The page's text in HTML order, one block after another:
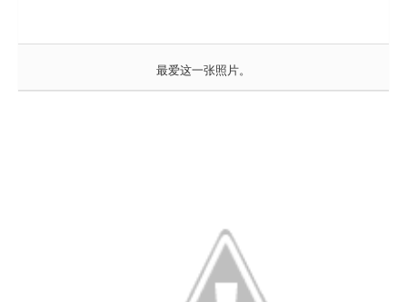
最爱这一张照片。